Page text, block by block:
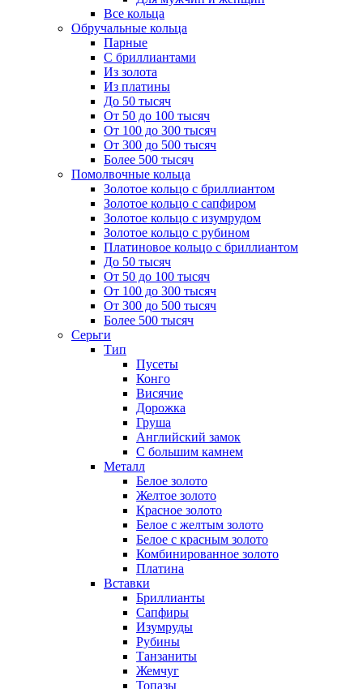
Все кольца
Обручальные кольца
Парные
С бриллиантами
Из золота
Из платины
До 50 тысяч
От 50 до 100 тысяч
От 100 до 300 тысяч
От 300 до 500 тысяч
Более 500 тысяч
Помолвочные кольца
Золотое кольцо с бриллиантом
Золотое кольцо с сапфиром
Золотое кольцо с изумрудом
Золотое кольцо с рубином
Платиновое кольцо с бриллиантом
До 50 тысяч
От 50 до 100 тысяч
От 100 до 300 тысяч
От 300 до 500 тысяч
Более 500 тысяч
Серьги
Тип
Пусеты
Конго
Висячие
Дорожка
Груша
Английский замок
С большим камнем
Металл
Белое золото
Желтое золото
Красное золото
Белое с желтым золото
Белое с красным золото
Комбинированное золото
Платина
Вставки
Бриллианты
Сапфиры
Изумруды
Рубины
Танзаниты
Жемчуг
Топазы